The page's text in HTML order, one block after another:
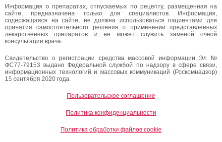
Информация о препаратах, отпускаемых по рецепту, размещенная на
сайте, предназначена только для специалистов. Информация,
содержащаяся на сайте, не должна использоваться пациентами для
принятия самостоятельного решения о применении представленных
лекарственных препаратов и не может служить заменой очной
консультации врача.
Свидетельство о регистрации средства массовой информации Эл №
ФС77-79153 выдано Федеральной службой по надзору в сфере связи,
информационных технологий и массовых коммуникаций (Роскомнадзор)
15 сентября 2020 года.
Пользовательское соглашение
Политика конфиденциальности
Политика обработки файлов cookie